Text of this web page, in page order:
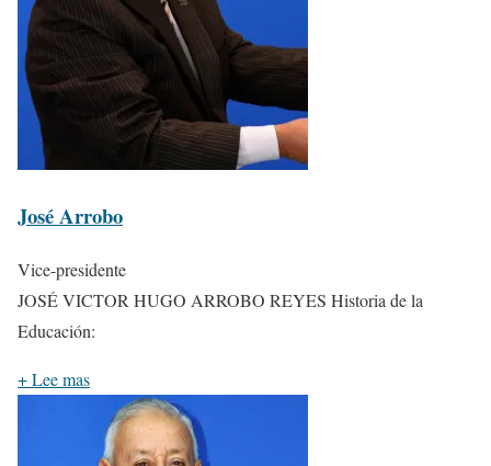
José Arrobo
Vice-presidente
JOSÉ VICTOR HUGO ARROBO REYES Historia de la
Educación:
+Lee mas